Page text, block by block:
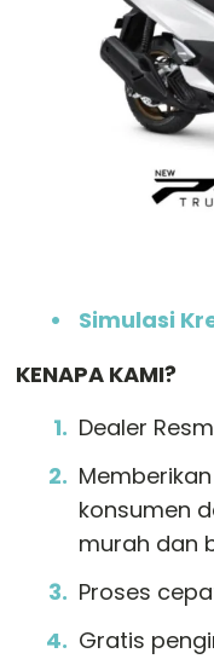
Simulasi
KENAPA KAMI?
Dealer
konsumen
murah dan
Proses
Gratis